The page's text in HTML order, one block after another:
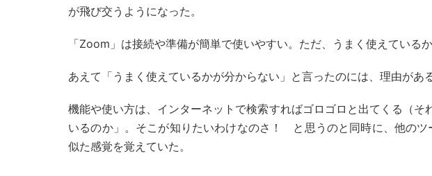
が飛び交うようになった。
「Zoom」は接続や準備が簡単で使いやすい。ただ、うまく使えているか
あえて「うまく使えているかが分からない」と言ったのには、理由がある
機能や使い方は、インターネットで検索すればゴロゴロと出てくる（
いるのか」。そこが知りたいわけなのさ！ と思うのと同時に、他の
似た感覚を覚えていた。